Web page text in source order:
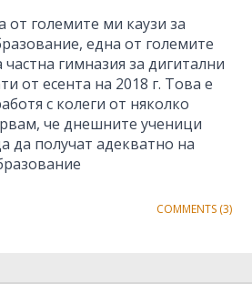
големите ми каузи за
една от големите
гимназия за дигитални
от есента на 2018 г. Това е
с колеги от няколко
че днешните ученици
да получат адекватно на
COMMENTS (3)